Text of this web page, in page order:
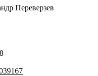
Переверзев